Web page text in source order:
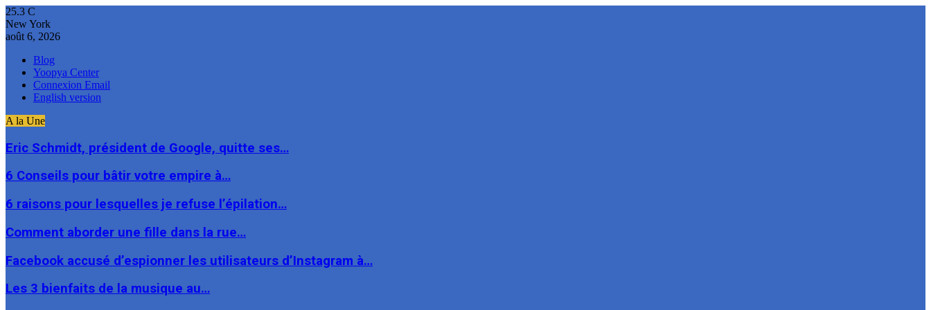
25.3 C
New York
août 6, 2026
Blog
Yoopya Center
Connexion Email
English version
A la Une
Eric Schmidt, président de Google, quitte ses…
6 Conseils pour bâtir votre empire à…
6 raisons pour lesquelles je refuse l’épilation…
Comment aborder une fille dans la rue…
Facebook accusé d’espionner les utilisateurs d’Instagram à…
Les 3 bienfaits de la musique au…